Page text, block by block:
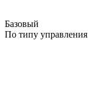
Базовый
По типу управления